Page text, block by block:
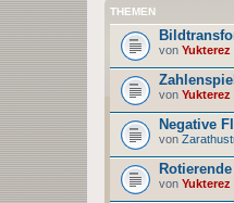
THEMEN
von Yukterez
von Yukterez
Negative
von
von Yukterez